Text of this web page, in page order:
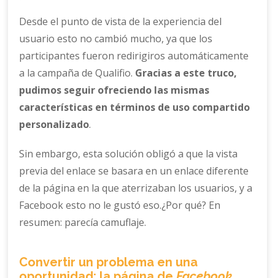
Desde el punto de vista de la experiencia del
usuario esto no cambió mucho, ya que los
participantes fueron redirigiros automáticamente
a la campaña de Qualifio. Gracias a este truco,
pudimos seguir ofreciendo las mismas
características en términos de uso compartido
personalizado.
Sin embargo, esta solución obligó a que la vista
previa del enlace se basara en un enlace diferente
de la página en la que aterrizaban los usuarios, y a
Facebook esto no le gustó eso.¿Por qué? En
resumen: parecía camuflaje.
Convertir un problema en una